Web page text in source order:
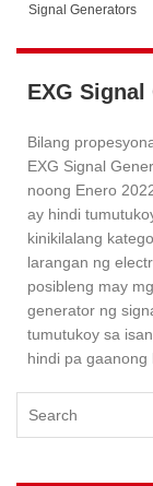
Signal Generators
EXG
Bilang
EXG Signal
noong Enero
ay hindi
kinikilalang
larangan ng
posibleng may
generator ng
tumutukoy sa
hindi pa gaanong